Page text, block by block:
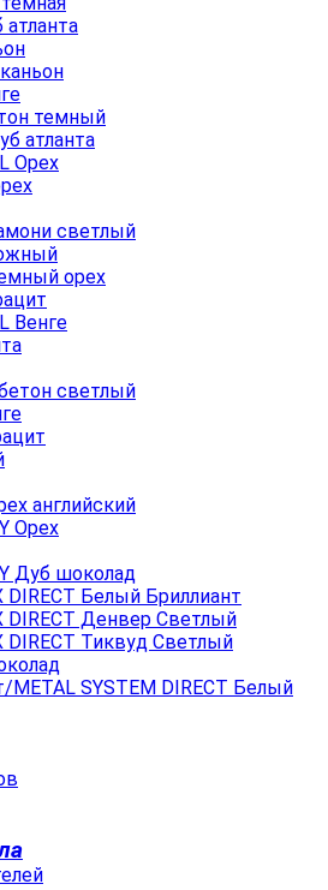
темный
атланта
Орех
светлый
орех
Венге
светлый
английский
Орех
Дуб шоколад
Белый Бриллиант
Денвер Светлый
Тиквуд Светлый
SYSTEM DIRECT Белый